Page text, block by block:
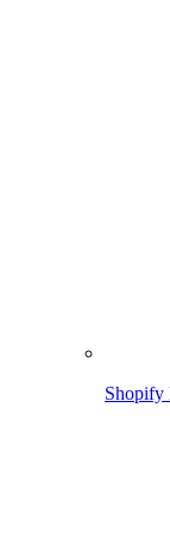
Shopify